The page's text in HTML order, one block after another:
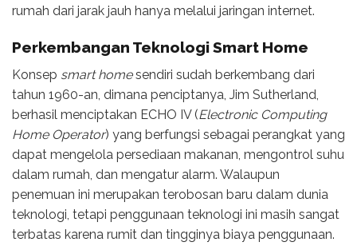
rumah dari jarak jauh hanya melalui jaringan internet.
Perkembangan Teknologi Smart Home
Konsep smart homesendiri sudah berkembang dari
tahun 1960-an, dimana penciptanya, Jim Sutherland,
berhasil menciptakan ECHO IV (Electronic Computing
Home Operator) yang berfungsi sebagai perangkat yang
dapat mengelola persediaan makanan, mengontrol suhu
dalam rumah, dan mengatur alarm. Walaupun
penemuan ini merupakan terobosan baru dalam dunia
teknologi, tetapi penggunaan teknologi ini masih sangat
terbatas karena rumit dan tingginya biaya penggunaan.